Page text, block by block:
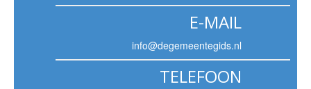
E-MAIL
info@degemeentegids.nl
TELEFOON